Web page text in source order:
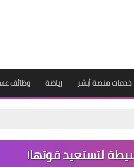
خدمات منصة أبشر رياضة وظائف